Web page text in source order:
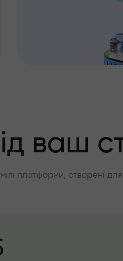
ваш
платформи, створені для